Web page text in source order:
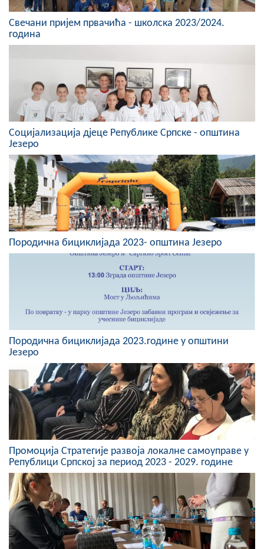
Састав Скупштине
Службени Гласници
ИНФО
Вијести
Активности
Јавни позиви
Обавјештења
Заштита од пожара
COVID 19
Геоистраживања
ФИНАНСИЈЕ
ПРИВРЕДА
Пољопривреда
Туризам
Спорт
ЦИВИЛНА ЗАШТИТА
КОНТАКТ
Свечани пријем првачића - школска 2023/2024.
година
Социјализација дјеце Републике Српске - општина
Језеро
Породична бициклијада 2023- општина Језеро
Породична бициклијада 2023.године у општини
Језеро
Промоција Стратегије развоја локалне самоуправе у
Републици Српској за период 2023 - 2029. године